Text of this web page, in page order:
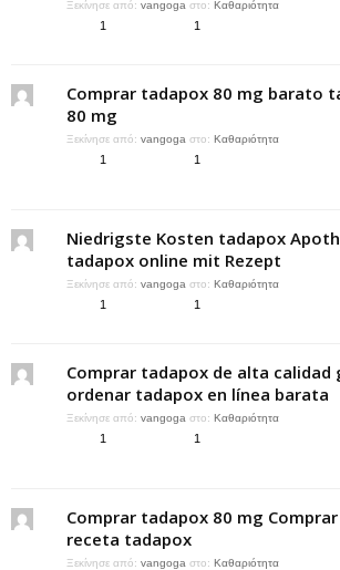
Ξεκίνησε από: vangoga στο: Καθαριότητα
1 1
Comprar tadapox 80 mg barato
80 mg
Ξεκίνησε από: vangoga στο: Καθαριότητα
1 1
Niedrigste Kosten tadapox
tadapox online mit Rezept
Ξεκίνησε από: vangoga στο: Καθαριότητα
1 1
Comprar tadapox de alta calidad
ordenar tadapox en línea barata
Ξεκίνησε από: vangoga στο: Καθαριότητα
1 1
Comprar tadapox 80 mg
receta tadapox
Ξεκίνησε από: vangoga στο: Καθαριότητα